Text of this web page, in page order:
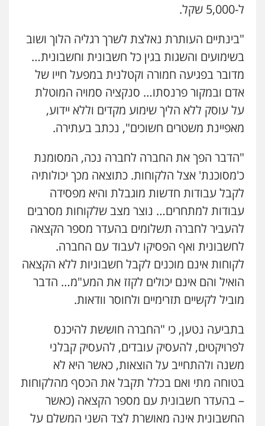
ל-5,000 שקל.
"בינתיים העותרת נאלצת לשרך רגליה הלוך ושוב
בשימועים והשגות בגין כל חשבונית וחשבונית…
מדובר בפגיעה חמורה וקטלנית במפעל חייו של
אדם ובמקור פרנסתו… סנקציה סמויה המוטלת
על עוסק ללא הליך שימוע מקדים וללא יידוע,
מאפיינת משטרים חשוכים", נכתב בעתירה.
"הדבר הפך את החברה לחברה נכה, המסומנת
כ'מסוכנת' אצל הלקוחות. כתוצאה מכך יכולותיה
לקבל עבודות חדשות מוגבלת והיא מפסידה
עבודות למתחרים… נוצר מצב שלקוחות מסרבים
להעביר לחברה תשלומים בהעדר מספר הקצאה
לחשבונית ואף הפסיקו לעבוד עם החברה.
לקוחות אינם מוכנים לקבל חשבוניות ללא הקצאה
הואיל והם אינם יכולים לקזז את המע"מ… הדבר
מוביל לקשיים תזרימיים ולחוסר וודאות.
בתביעה נטען, כי "החברה חוששת להיכנס
לפרויקטים, להעסיק עובדים, להעסיק קבלני
משנה ולהתחייב על הוצאות, כאשר היא לא
בטוחה מתי ואם בכלל תקבל את הכסף מהלקוחות
– בהעדר חשבונית עם מספר הקצאה (כאשר
החשבונית אינה מאושרת לצד השני המשלם על